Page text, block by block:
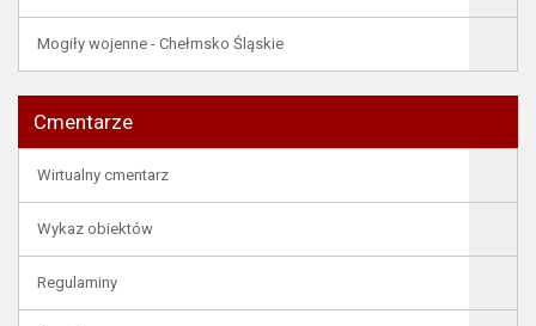
Mogiły wojenne - Chełmsko Śląskie
Cmentarze
Wirtualny cmentarz
Wykaz obiektów
Regulaminy